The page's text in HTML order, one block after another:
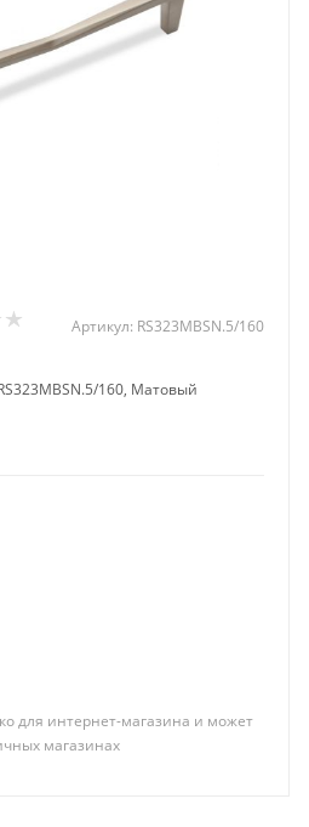
Артикул: RS323MBSN.5/160
160, Матовый
для интернет-магазина и может
магазинах